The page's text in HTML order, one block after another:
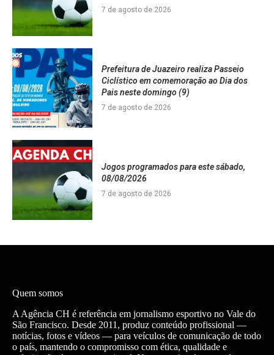
7 de agosto de 2026
Prefeitura de Juazeiro realiza Passeio
Ciclístico em comemoração ao Dia dos
Pais neste domingo (9)
7 de agosto de 2026
Jogos programados para este sábado,
08/08/2026
7 de agosto de 2026
Quem somos
A Agência CH é referência em jornalismo esportivo no Vale do
São Francisco. Desde 2011, produz conteúdo profissional —
notícias, fotos e vídeos — para veículos de comunicação de todo
o país, mantendo o compromisso com ética, qualidade e